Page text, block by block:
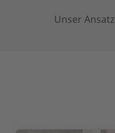
Unser Ansatz